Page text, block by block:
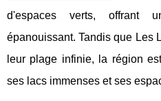
d'espaces verts, offrant
épanouissant. Tandis que Les
leur plage infinie, la région
ses lacs immenses et ses